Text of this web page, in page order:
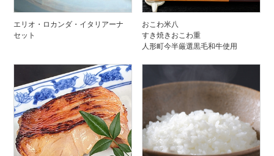
エリオ・ロカンダ・イタリアーナ
セット
おこわ米八
すき焼きおこわ重
人形町今半厳選黒毛和牛使用